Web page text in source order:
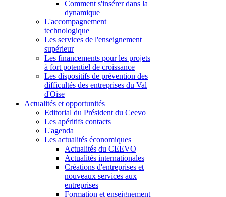
Comment s'insérer dans la
dynamique
L'accompagnement
technologique
Les services de l'enseignement
supérieur
Les financements pour les projets
à fort potentiel de croissance
Les dispositifs de prévention des
difficultés des entreprises du Val
d'Oise
Actualités et opportunités
Editorial du Président du Ceevo
Les apéritifs contacts
L'agenda
Les actualités économiques
Actualités du CEEVO
Actualités internationales
Créations d'entreprises et
nouveaux services aux
entreprises
Formation et enseignement